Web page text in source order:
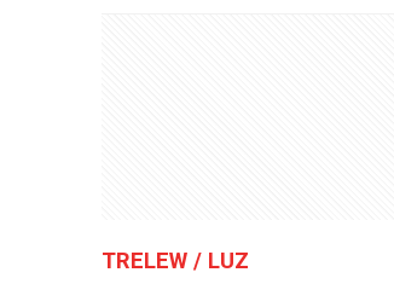
TRELEW / LUZ